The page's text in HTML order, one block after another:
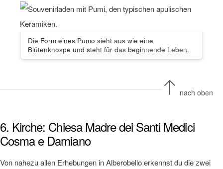
Die Form eines Pumo sieht aus wie eine
Blütenknospe und steht für das beginnende Leben.
nach oben
6. Kirche: Chiesa Madre dei Santi Medici
Cosma e Damiano
Von nahezu allen Erhebungen in Alberobello erkennst du die zwei